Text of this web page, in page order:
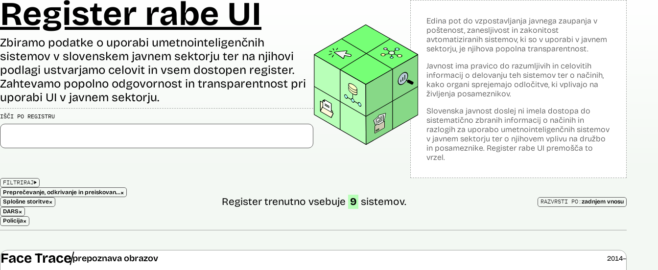
Register rabe UI
Zbiramo podatke o uporabi umetnointeligenčnih
sistemov v slovenskem javnem sektorju ter na njihovi
podlagi ustvarjamo celovit in vsem dostopen register.
Zahtevamo popolno odgovornost in transparentnost pri
uporabi UI v javnem sektorju.
IŠČI PO REGISTRU
Edina pot do vzpostavljanja javnega zaupanja v
poštenost, zanesljivost in zakonitost
avtomatiziranih sistemov, ki so v uporabi v javnem
sektorju, je njihova popolna transparentnost.
Javnost ima pravico do razumljivih in celovitih
informacij o delovanju teh sistemov ter o načinih,
kako organi sprejemajo odločitve, ki vplivajo na
življenja posameznikov.
Slovenska javnost doslej ni imela dostopa do
sistematično zbranih informacij o načinih in
razlogih za uporabo umetnointeligenčnih sistemov
v javnem sektorju ter o njihovem vplivu na družbo
in posameznike. Register rabe UI premošča to
vrzel.
FILTRIRAJ
Preprečevanje, odkrivanje in preiskovanje kaznivih dejanj×
Splošne storitve×
DARS×
Policija×
Register trenutno vsebuje 9 sistemov. RAZVRSTI PO:zadnjem vnosu
Face Traceprepoznava obrazov 2014–